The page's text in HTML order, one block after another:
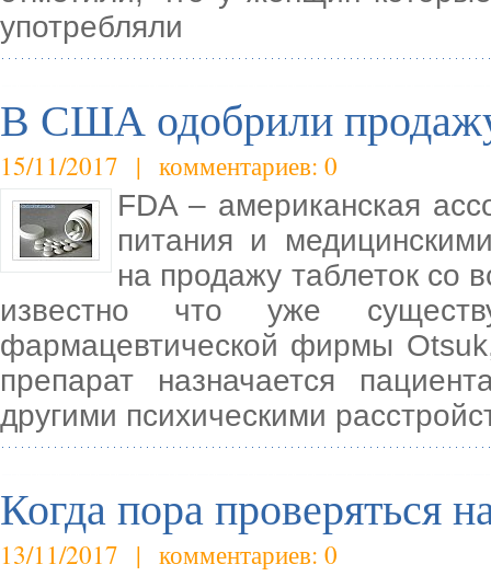
употребляли
В США одобрили
15/11/2017 | комментариев: 0
FDA – американская
питания и
на продажу таблеток со
известно что уже
фармацевтической фирмы
препарат назначается
другими психическими
Когда пора проверяться
13/11/2017 | комментариев: 0